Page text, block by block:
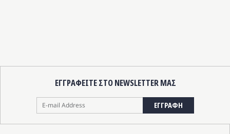
ΕΓΓΡΑΦΕΙΤΕ ΣΤΟ NEWSLETTER ΜΑΣ
ΕΓΓΡΑΦΗ